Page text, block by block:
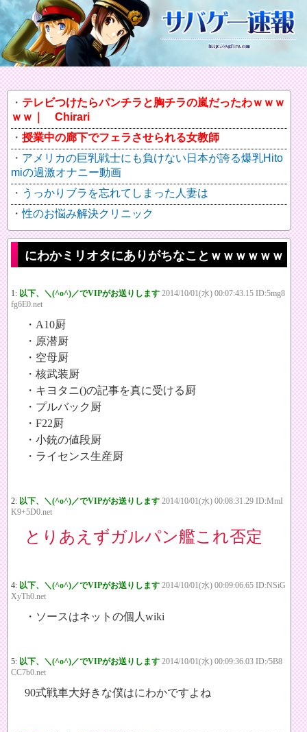
テレビつけたらパンチラと胸チラの嵐だったわｗｗｗ
ｗｗ｜ Chirari
授業中の廊下でフェラさせられる女教師
アメリカの巨乳戦士にも負けない日本が誇る爆乳Hito
miの過激オナニー動画
うっかりブラを忘れてしまった人妻は
性のお悩み解決クリニック
にわかミリオタにありがちなことｗｗｗｗｗｗ
1: 以下、＼(^o^)／でVIPがお送りします 2014/10/01(水) 00:07:43.15 ID:5mg8
fg6E0.net
・A10厨
・原潜厨
・空母厨
・核武装厨
・キヨタニ()の記事を真に受ける厨
・プルバック厨
・F22厨
・小銃の値段厨
・ライセンス生産厨
2: 以下、＼(^o^)／でVIPがお送りします 2014/10/01(水) 00:08:31.29 ID:MmI
K9+5D0.net
とりあえずガルパン艦これ否定
4: 以下、＼(^o^)／でVIPがお送りします 2014/10/01(水) 00:09:06.65 ID:NSiG
XyTh0.net
・ソースはネットの個人wiki
5: 以下、＼(^o^)／でVIPがお送りします 2014/10/01(水) 00:09:36.03 ID:/5B8
CC7b0.net
90式戦車大好きな僕はにわかですよね